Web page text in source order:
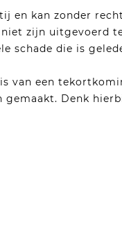
en kan zonder
zijn uitgevoerd
schade die is
van een
Denk